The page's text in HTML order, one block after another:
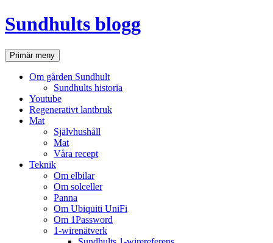
Hoppa
till
Sundhults blogg
SökPrimär meny
Om gården Sundhult
Sundhults historia
Youtube
Regenerativt lantbruk
Mat
Självhushåll
Mat
Våra recept
Teknik
Om elbilar
Om solceller
Panna
Om Ubiquiti UniFi
Om 1Password
1-wirenätverk